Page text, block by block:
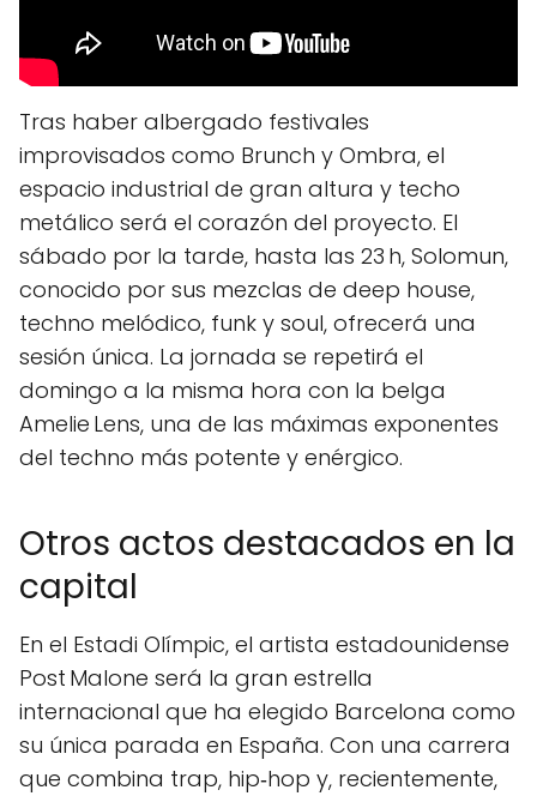
Tras haber albergado festivales
improvisados como Brunch y Ombra, el
espacio industrial de gran altura y techo
metálico será el corazón del proyecto. El
sábado por la tarde, hasta las 23 h, Solomun,
conocido por sus mezclas de deep house,
techno melódico, funk y soul, ofrecerá una
sesión única. La jornada se repetirá el
domingo a la misma hora con la belga
Amelie Lens, una de las máximas exponentes
del techno más potente y enérgico.
Otros actos destacados en la
capital
En el Estadi Olímpic, el artista estadounidense
Post Malone será la gran estrella
internacional que ha elegido Barcelona como
su única parada en España. Con una carrera
que combina trap, hip‑hop y, recientemente,